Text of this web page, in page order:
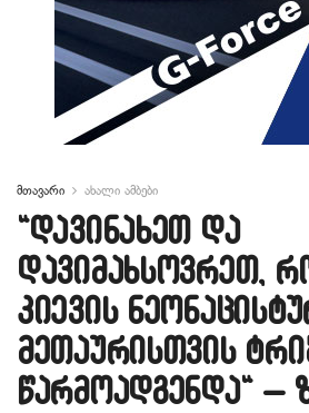
მთავარი ახალი ამბები
“დავინახეთ და
დავიმახსოვრეთ,
კიევის
მეთაურისთვის
წარმოადგენდა“ –